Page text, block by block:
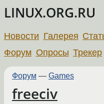
LINUX.ORG.RU
Новости Галерея
Форум Опросы Трекер
Форум — Games
freeciv